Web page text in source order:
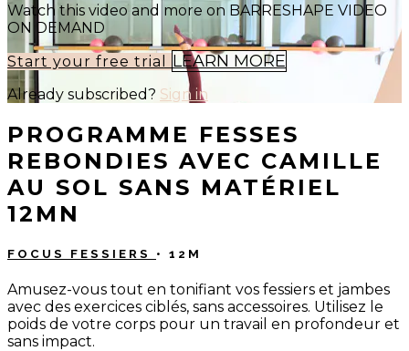
Watch this video and more on BARRESHAPE VIDEO
ON DEMAND
Start your free trial
LEARN MORE
Already subscribed? Sign in
PROGRAMME FESSES
REBONDIES AVEC CAMILLE
AU SOL SANS MATÉRIEL
12MN
FOCUS FESSIERS • 12M
Amusez-vous tout en tonifiant vos fessiers et jambes
avec des exercices ciblés, sans accessoires. Utilisez le
poids de votre corps pour un travail en profondeur et
sans impact.